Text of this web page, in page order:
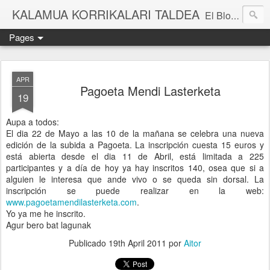
KALAMUA KORRIKALARI TALDEA El Blog de una cuadrilla de "frikis" que quedan para correr por el monte. Si quieres experimentar nuevas sensaciones acompañad@ de buena gente o simplemente probar eso de correr por el monte solo tienes que apuntarte a una de nuestras kedadas. Eibarko Korrikalari Friki talde bat gara.Menditik korrika egitea zer den probatu nahi baduzu gure "kedadetako" batera etorri. Blog honetan gure abentura eta bizipenak kontatzen ditugu, baina dena ez sinestu...
Pages
APR
19 Pagoeta Mendi Lasterketa
Aupa a todos:
El dia 22 de Mayo a las 10 de la mañana se celebra una nueva
edición de la subida a Pagoeta. La inscripción cuesta 15 euros y
está abierta desde el dia 11 de Abril, está limitada a 225
participantes y a día de hoy ya hay inscritos 140, osea que si a
alguien le interesa que ande vivo o se queda sin dorsal. La
inscripción se puede realizar en la web:
www.pagoetamendilasterketa.com.
Yo ya me he inscrito.
Agur bero bat lagunak
Publicado 19th April 2011 por Aitor